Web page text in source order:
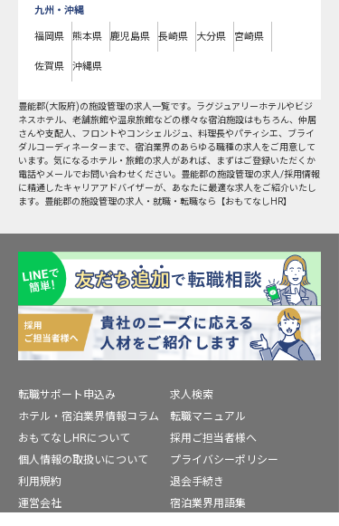
九州・沖縄
福岡県 熊本県 鹿児島県 長崎県 大分県 宮崎県
佐賀県 沖縄県
豊能郡(大阪府)の施設管理の求人一覧です。ラグジュアリーホテルやビジ
ネスホテル、老舗旅館や温泉旅館などの様々な宿泊施設はもちろん、仲居
さんや支配人、フロントやコンシェルジュ、料理長やパティシエ、ブライ
ダルコーディネーターまで、宿泊業界のあらゆる職種の求人をご用意して
います。気になるホテル・旅館の求人があれば、まずはご登録いただくか
電話やメールでお問い合わせください。豊能郡の施設管理の求人/採用情報
に精通したキャリアアドバイザーが、あなたに最適な求人をご紹介いたし
ます。豊能郡の施設管理の求人・就職・転職なら【おもてなしHR】
転職サポート申込み
求人検索
ホテル・宿泊業界情報コラム
転職マニュアル
おもてなしHRについて
採用ご担当者様へ
個人情報の取扱いについて
プライバシーポリシー
利用規約
退会手続き
運営会社
宿泊業界用語集